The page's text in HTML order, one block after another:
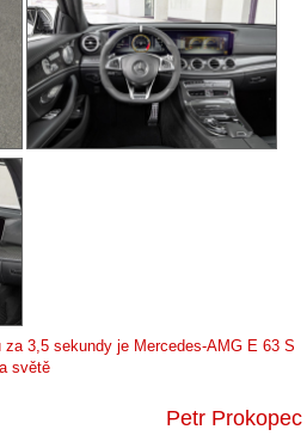
3,5 sekundy je Mercedes-AMG E 63 S
světě
Petr Prokopec